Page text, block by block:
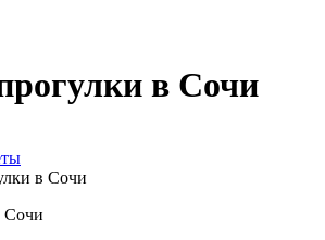
в Сочи
в Сочи
Сочи